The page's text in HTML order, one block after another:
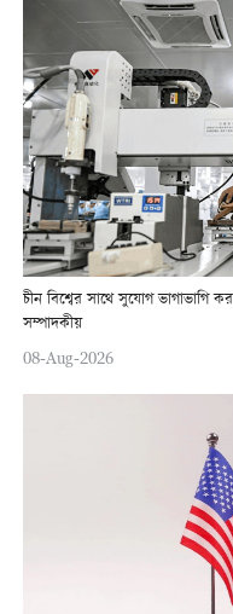
চীন বিশ্বের সাথে সুযোগ ভাগাভাগি
সম্পাদকীয়
08-Aug-2026